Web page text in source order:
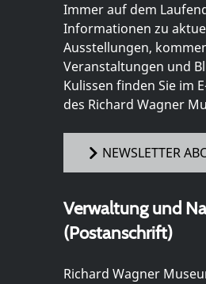
Immer auf dem
Informationen zu
Ausstellungen,
Veranstaltungen und
Kulissen finden Sie im
des Richard Wagner
NEWSLETTER
Verwaltung und
(Postanschrift)
Richard Wagner